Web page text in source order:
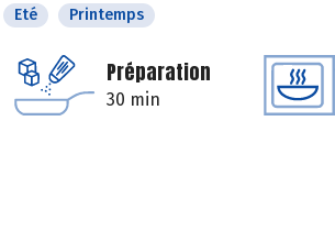
Eté Printemps
Préparation
30 min